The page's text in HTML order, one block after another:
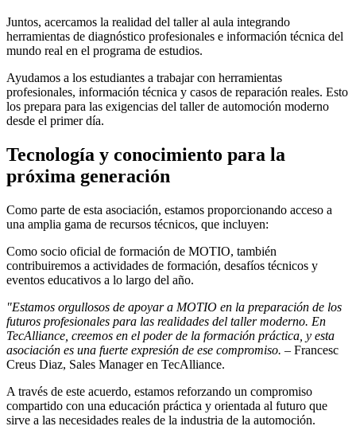
Juntos, acercamos la realidad del taller al aula integrando
herramientas de diagnóstico profesionales e información técnica del
mundo real en el programa de estudios.
Ayudamos a los estudiantes a trabajar con herramientas
profesionales, información técnica y casos de reparación reales. Esto
los prepara para las exigencias del taller de automoción moderno
desde el primer día.
Tecnología y conocimiento para la
próxima generación
Como parte de esta asociación, estamos proporcionando acceso a
una amplia gama de recursos técnicos, que incluyen:
Como socio oficial de formación de MOTIO, también
contribuiremos a actividades de formación, desafíos técnicos y
eventos educativos a lo largo del año.
"Estamos orgullosos de apoyar a MOTIO en la preparación de los
futuros profesionales para las realidades del taller moderno. En
TecAlliance, creemos en el poder de la formación práctica, y esta
asociación es una fuerte expresión de ese compromiso. – Francesc
Creus Diaz, Sales Manager en TecAlliance.
A través de este acuerdo, estamos reforzando un compromiso
compartido con una educación práctica y orientada al futuro que
sirve a las necesidades reales de la industria de la automoción.